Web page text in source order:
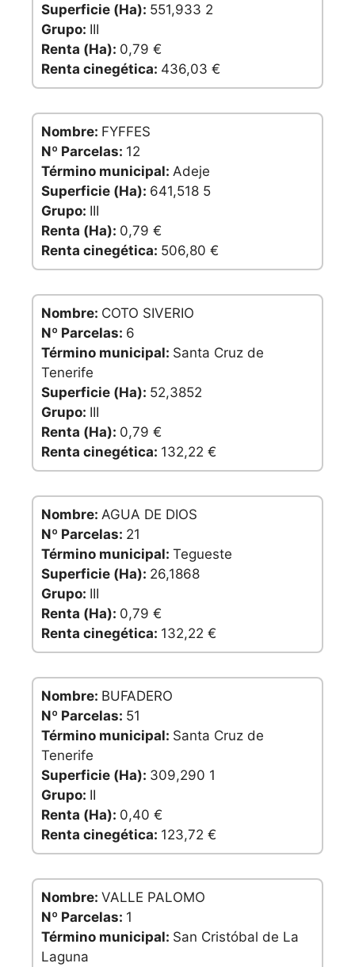
Superficie (Ha): 551,933 2
Grupo: III
Renta (Ha): 0,79 €
Renta cinegética: 436,03 €
Nombre: FYFFES
Nº Parcelas: 12
Término municipal: Adeje
Superficie (Ha): 641,518 5
Grupo: III
Renta (Ha): 0,79 €
Renta cinegética: 506,80 €
Nombre: COTO SIVERIO
Nº Parcelas: 6
Término municipal: Santa Cruz de
Tenerife
Superficie (Ha): 52,3852
Grupo: III
Renta (Ha): 0,79 €
Renta cinegética: 132,22 €
Nombre: AGUA DE DIOS
Nº Parcelas: 21
Término municipal: Tegueste
Superficie (Ha): 26,1868
Grupo: III
Renta (Ha): 0,79 €
Renta cinegética: 132,22 €
Nombre: BUFADERO
Nº Parcelas: 51
Término municipal: Santa Cruz de
Tenerife
Superficie (Ha): 309,290 1
Grupo: II
Renta (Ha): 0,40 €
Renta cinegética: 123,72 €
Nombre: VALLE PALOMO
Nº Parcelas: 1
Término municipal: San Cristóbal de La
Laguna